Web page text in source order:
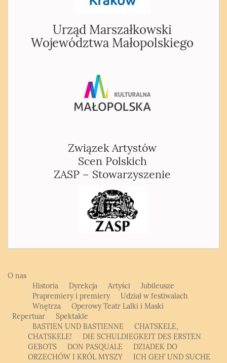
Urząd Marszałkowski
Województwa Małopolskiego
Związek Artystów
Scen Polskich
ZASP – Stowarzyszenie
O nas
Historia
Dyrekcja Artyści
Jubileusze
Prapremiery i premiery
Udział w festiwalach
Wnętrza
Operowy Teatr Lalki i Maski
Repertuar
Spektakle
BASTIEN UND BASTIENNE
CHATSKELE,
CHATSKELE!
DIE SCHULDIEGKEIT DES ERSTEN
GEBOTS
DON PASQUALE
DZIADEK DO
ORZECHÓW I KRÓL MYSZY
ICH GEH’ UND SUCHE